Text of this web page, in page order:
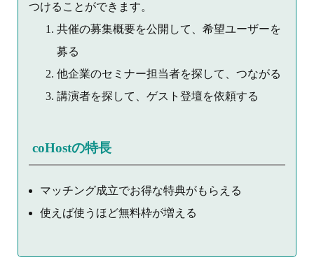
つけることができます。
共催の募集概要を公開して、希望ユーザーを
募る
他企業のセミナー担当者を探して、つながる
講演者を探して、ゲスト登壇を依頼する
coHostの特長
マッチング成立でお得な特典がもらえる
使えば使うほど無料枠が増える